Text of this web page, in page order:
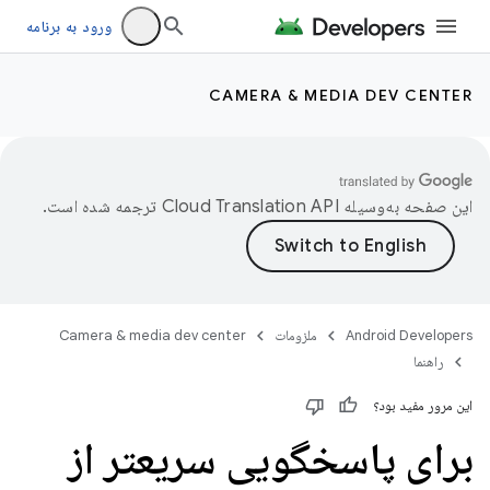
ورود به برنامه
CAMERA & MEDIA DEV CENTER
این صفحه به‌وسیله ترجمه شده است.
Android Developers ملزومات
Camera & media dev center
راهنما
این مرور مفید بود؟
برای پاسخگویی سریعتر از